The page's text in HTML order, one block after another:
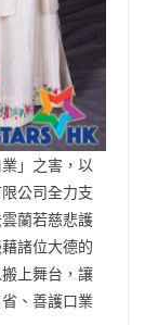
」之害，以
公司全力支
蘭若慈悲護
諸位大德的
上舞台，讓
、善護口業